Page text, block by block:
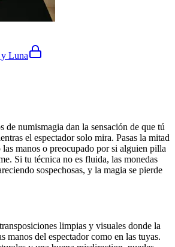
Luna
de numismagia dan la sensación de que tú
el espectador solo mira. Pasas la mitad
manos o preocupado por si alguien pilla
Si tu técnica no es fluida, las monedas
sospechosas, y la magia se pierde
limpias y visuales donde la
manos del espectador como en las tuyas.